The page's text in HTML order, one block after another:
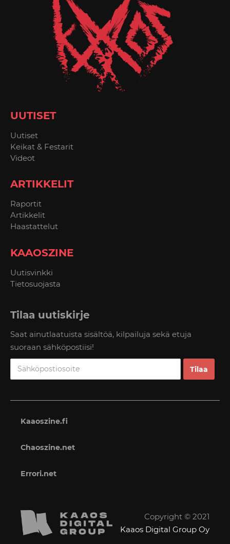
UUTISET
Uutiset
Keikat & Festarit
Videot
ARTIKKELIT
Raportit
Artikkelit
Haastattelut
KAAOSZINE
Uutisvinkki
Tietosuojasta
Tilaa uutiskirje
Saat ainutlaatuista sisältöä, kilpailuja sekä etuja
suoraan sähköpostiisi!
Kaaoszine.fi
Chaoszine.net
Errori.net
Copyright © 2021
Kaaos Digital Group Oy